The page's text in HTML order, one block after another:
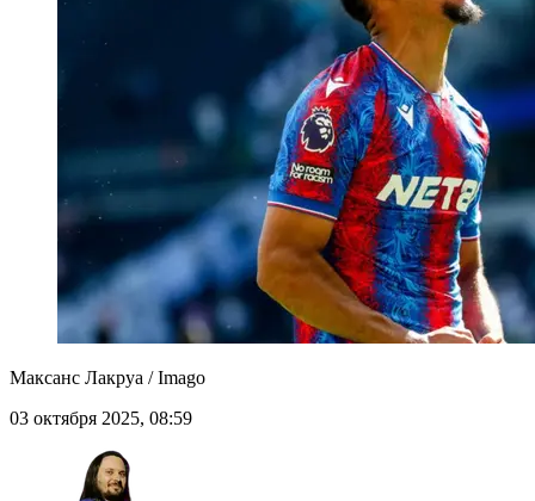
Максанс Лакруа / Imago
03 октября 2025, 08:59